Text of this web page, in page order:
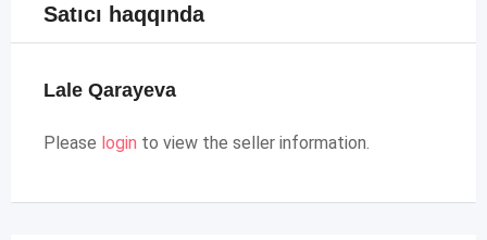
Satıcı haqqında
Lale Qarayeva
Please login to view the seller information.